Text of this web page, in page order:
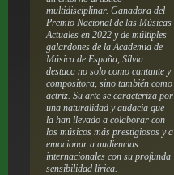
multidisciplinar. Ganadora del
Premio Nacional de las Músicas
Actuales en 2022 y de múltiples
galardones de la Academia de
Música de España, Sílvia
destaca no solo como cantante y
compositora, sino también como
actriz. Su arte se caracteriza por
una naturalidad y audacia que
la han llevado a colaborar con
los músicos más prestigiosos y a
emocionar a audiencias
internacionales con su profunda
sensibilidad lírica.